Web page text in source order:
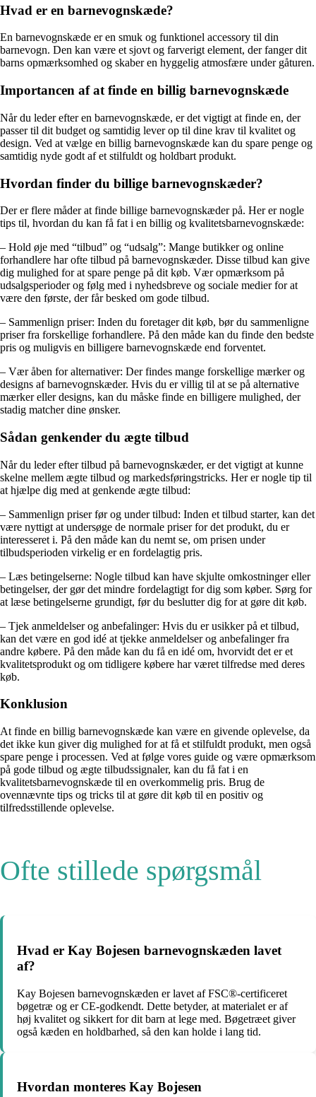
Hvad er en barnevognskæde?
En barnevognskæde er en smuk og funktionel accessory til din
barnevogn. Den kan være et sjovt og farverigt element, der fanger dit
barns opmærksomhed og skaber en hyggelig atmosfære under gåturen.
Importancen af at finde en billig barnevognskæde
Når du leder efter en barnevognskæde, er det vigtigt at finde en, der
passer til dit budget og samtidig lever op til dine krav til kvalitet og
design. Ved at vælge en billig barnevognskæde kan du spare penge og
samtidig nyde godt af et stilfuldt og holdbart produkt.
Hvordan finder du billige barnevognskæder?
Der er flere måder at finde billige barnevognskæder på. Her er nogle
tips til, hvordan du kan få fat i en billig og kvalitetsbarnevognskæde:
– Hold øje med “tilbud” og “udsalg”: Mange butikker og online
forhandlere har ofte tilbud på barnevognskæder. Disse tilbud kan give
dig mulighed for at spare penge på dit køb. Vær opmærksom på
udsalgsperioder og følg med i nyhedsbreve og sociale medier for at
være den første, der får besked om gode tilbud.
– Sammenlign priser: Inden du foretager dit køb, bør du sammenligne
priser fra forskellige forhandlere. På den måde kan du finde den bedste
pris og muligvis en billigere barnevognskæde end forventet.
– Vær åben for alternativer: Der findes mange forskellige mærker og
designs af barnevognskæder. Hvis du er villig til at se på alternative
mærker eller designs, kan du måske finde en billigere mulighed, der
stadig matcher dine ønsker.
Sådan genkender du ægte tilbud
Når du leder efter tilbud på barnevognskæder, er det vigtigt at kunne
skelne mellem ægte tilbud og markedsføringstricks. Her er nogle tip til
at hjælpe dig med at genkende ægte tilbud:
– Sammenlign priser før og under tilbud: Inden et tilbud starter, kan det
være nyttigt at undersøge de normale priser for det produkt, du er
interesseret i. På den måde kan du nemt se, om prisen under
tilbudsperioden virkelig er en fordelagtig pris.
– Læs betingelserne: Nogle tilbud kan have skjulte omkostninger eller
betingelser, der gør det mindre fordelagtigt for dig som køber. Sørg for
at læse betingelserne grundigt, før du beslutter dig for at gøre dit køb.
– Tjek anmeldelser og anbefalinger: Hvis du er usikker på et tilbud,
kan det være en god idé at tjekke anmeldelser og anbefalinger fra
andre købere. På den måde kan du få en idé om, hvorvidt det er et
kvalitetsprodukt og om tidligere købere har været tilfredse med deres
køb.
Konklusion
At finde en billig barnevognskæde kan være en givende oplevelse, da
det ikke kun giver dig mulighed for at få et stilfuldt produkt, men også
spare penge i processen. Ved at følge vores guide og være opmærksom
på gode tilbud og ægte tilbudssignaler, kan du få fat i en
kvalitetsbarnevognskæde til en overkommelig pris. Brug de
ovennævnte tips og tricks til at gøre dit køb til en positiv og
tilfredsstillende oplevelse.
Ofte stillede spørgsmål
Hvad er Kay Bojesen barnevognskæden lavet
af?
Kay Bojesen barnevognskæden er lavet af FSC®-certificeret
bøgetræ og er CE-godkendt. Dette betyder, at materialet er af
høj kvalitet og sikkert for dit barn at lege med. Bøgetræet giver
også kæden en holdbarhed, så den kan holde i lang tid.
Hvordan monteres Kay Bojesen